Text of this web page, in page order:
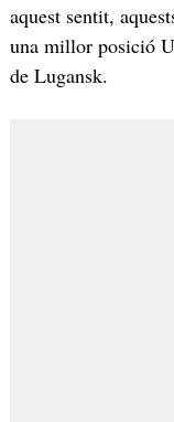
aquest sentit,
una millor posició
de Lugansk.